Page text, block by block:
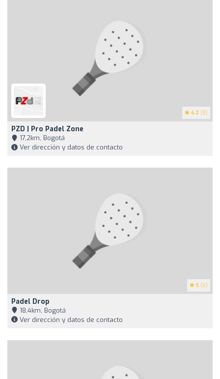
4.2 (9)
PZD | Pro Padel Zone
17,2km, Bogotá
Ver dirección y datos de contacto
5 (6)
Padel Drop
18,4km, Bogotá
Ver dirección y datos de contacto